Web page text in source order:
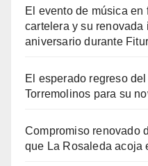
El evento de música
cartelera y su renovada
aniversario durante Fitur
El esperado regreso
Torremolinos para su
Compromiso renovado
que La Rosaleda acoja